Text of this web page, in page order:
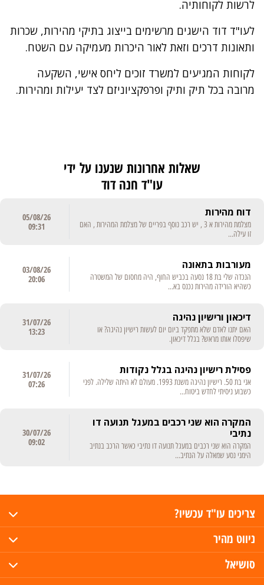
לרשות לקוחותיה.
לעו"ד דוד הישגים מרשימים בייצוג בתיקי מהירות, שכרות
ותאונות דרכים וזאת לאור היכרות מעמיקה עם השטח.
לקוחות המגיעים למשרד זוכים ליחס אישי, השקעה
מרובה בכל תיק ותיק ופרפקציוניזם לצד יעילות ומהירות.
שאלות אחרונות שנענו על ידי
עו"ד חנה דוד
דוח מהירות
מצלמת מהירות א 3 , יש רכב נוסף בפריים של מצלמת המהירות , האם
זו עילה...
05/08/26
09:31
מעורבות בתאונה
הנכדה שלי בת 18 נסעה בכביש החוף, היה מחסום של המשטרה
כשהיא הורידה מהירות נכנס בא...
03/08/26
20:06
דיכאון ורישיון נהיגה
האם יתנו לאדם שלא מתפקד ביום יום לעשות רישיון נהיגה? או
שיפסלו אותו מראש? בגלל דיכאון.
31/07/26
13:23
פסילת רישיון נהיגה בגלל נקודות
אני בת 50. רישיון נהיגה משנת 1993. מעולם לא היתה שלילה. לפני
כשבוע ניסיתי לחדש ביטוח...
31/07/26
07:26
המקרה הוא שני רכבים במעגל תנועה דו
נתיבי
המקרה הוא שני רכבים במעגל תנועה דו נתיבי כאשר הרכב בנתיב
הימני נסע שמאלה על הנתיב...
30/07/26
09:02
צריכים עו"ד עכשיו?
ניווט מהיר
סושיאל